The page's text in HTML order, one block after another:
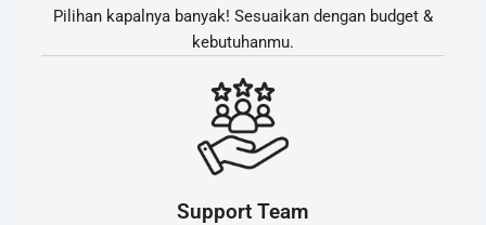
Pilihan kapalnya banyak! Sesuaikan dengan budget &
kebutuhanmu.
Support Team